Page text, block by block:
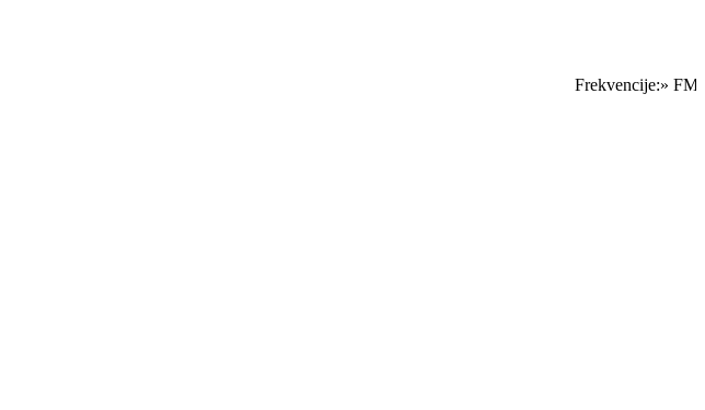
Frekvencije:» FM